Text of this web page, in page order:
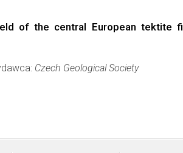
of the central European tektite
Czech Geological Society